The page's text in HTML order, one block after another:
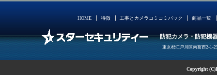
HOME 特徴 工事とカメラコミコミパック 商品一覧
防犯カメラ・防犯機
東京都江戸川区南葛西2-1-
Copyright